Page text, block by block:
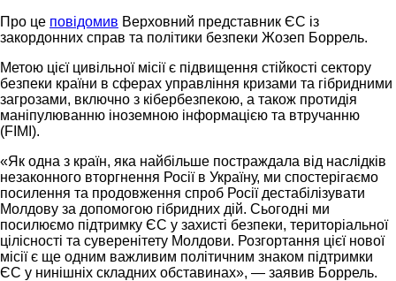
Про це повідомив Верховний представник ЄС із
закордонних справ та політики безпеки Жозеп Боррель.
Метою цієї цивільної місії є підвищення стійкості сектору
безпеки країни в сферах управління кризами та гібридними
загрозами, включно з кібербезпекою, а також протидія
маніпулюванню іноземною інформацією та втручанню
(FIMI).
«Як одна з країн, яка найбільше постраждала від наслідків
незаконного вторгнення Росії в Україну, ми спостерігаємо
посилення та продовження спроб Росії дестабілізувати
Молдову за допомогою гібридних дій. Сьогодні ми
посилюємо підтримку ЄС у захисті безпеки, територіальної
цілісності та суверенітету Молдови. Розгортання цієї нової
місії є ще одним важливим політичним знаком підтримки
ЄС у нинішніх складних обставинах», — заявив Боррель.